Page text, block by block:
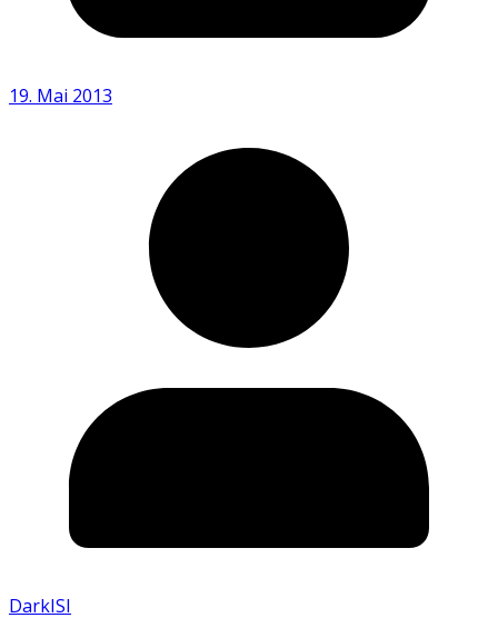
19. Mai 2013
DarkISI